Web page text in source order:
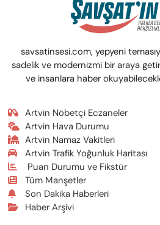
savsatinsesi.com, yepyeni
sadelik ve modernizmi bir araya
ve insanlara haber
Artvin Nöbetçi Eczaneler
Artvin Hava Durumu
Artvin Namaz Vakitleri
Artvin Trafik Yoğunluk Haritası
Puan Durumu ve Fikstür
Tüm Manşetler
Son Dakika Haberleri
Haber Arşivi